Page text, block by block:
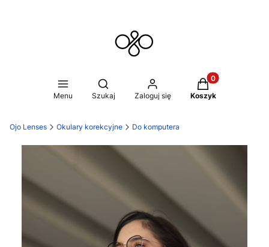
Menu
Otwórz wyszukiwarkę
Szukaj Zaloguj się
Produkty w
Koszyk
Ojo Lenses Okulary korekcyjne Do komputera